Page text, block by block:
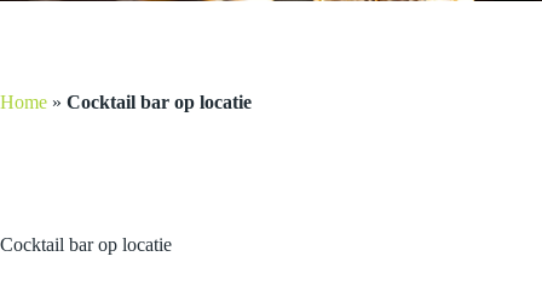
Home » Cocktail bar op locatie
Cocktail bar op locatie